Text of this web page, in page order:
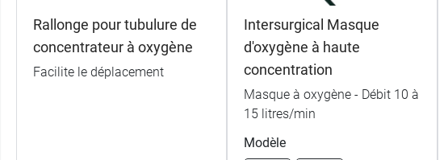
Rallonge pour tubulure de
concentrateur à oxygène
Facilite le déplacement
Intersurgical Masque
d'oxygène à haute
concentration
Masque à oxygène - Débit 10 à
15 litres/min
Modèle